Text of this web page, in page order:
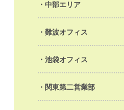
中部エリア
難波オフィス
池袋オフィス
関東第二営業部